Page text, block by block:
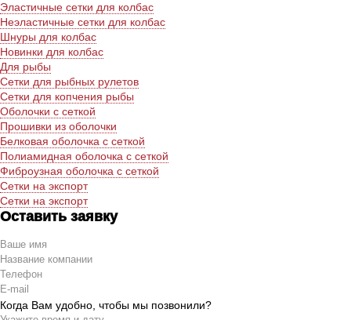
Эластичные сетки для колбас
Неэластичные сетки для колбас
Шнуры для колбас
Новинки для колбас
Для рыбы
Сетки для рыбных рулетов
Сетки для копчения рыбы
Оболочки с сеткой
Прошивки из оболочки
Белковая оболочка с сеткой
Полиамидная оболочка с сеткой
Фиброузная оболочка с сеткой
Сетки на экспорт
Сетки на экспорт
Оставить заявку
Когда Вам удобно, чтобы мы позвонили?